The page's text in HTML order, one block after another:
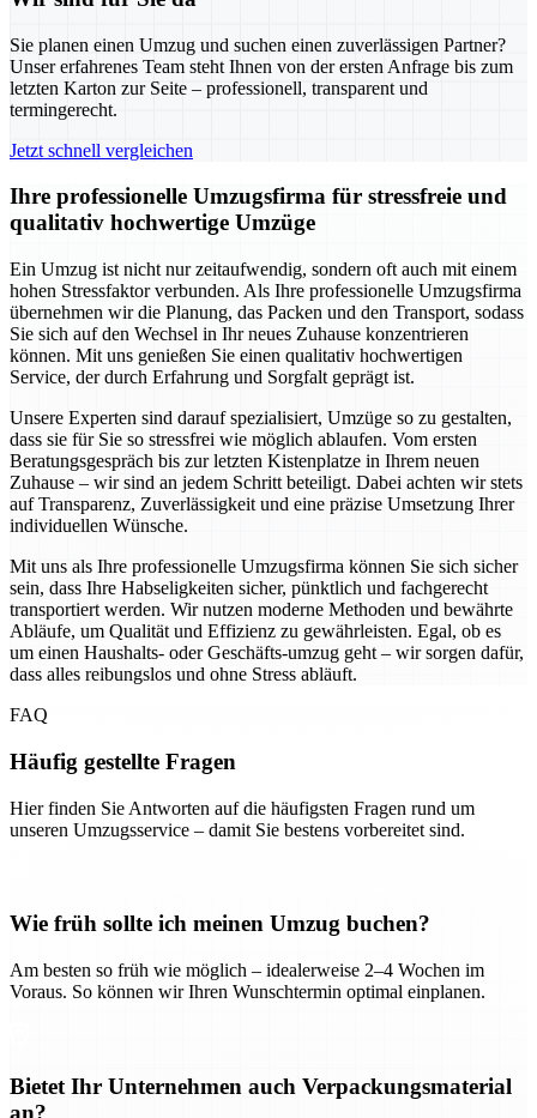
Sie planen einen Umzug und suchen einen zuverlässigen Partner?
Unser erfahrenes Team steht Ihnen von der ersten Anfrage bis zum
letzten Karton zur Seite – professionell, transparent und
termingerecht.
Jetzt schnell vergleichen
Ihre professionelle Umzugsfirma für stressfreie und
qualitativ hochwertige Umzüge
Ein Umzug ist nicht nur zeitaufwendig, sondern oft auch mit einem
hohen Stressfaktor verbunden. Als Ihre professionelle Umzugsfirma
übernehmen wir die Planung, das Packen und den Transport, sodass
Sie sich auf den Wechsel in Ihr neues Zuhause konzentrieren
können. Mit uns genießen Sie einen qualitativ hochwertigen
Service, der durch Erfahrung und Sorgfalt geprägt ist.
Unsere Experten sind darauf spezialisiert, Umzüge so zu gestalten,
dass sie für Sie so stressfrei wie möglich ablaufen. Vom ersten
Beratungsgespräch bis zur letzten Kistenplatze in Ihrem neuen
Zuhause – wir sind an jedem Schritt beteiligt. Dabei achten wir stets
auf Transparenz, Zuverlässigkeit und eine präzise Umsetzung Ihrer
individuellen Wünsche.
Mit uns als Ihre professionelle Umzugsfirma können Sie sich sicher
sein, dass Ihre Habseligkeiten sicher, pünktlich und fachgerecht
transportiert werden. Wir nutzen moderne Methoden und bewährte
Abläufe, um Qualität und Effizienz zu gewährleisten. Egal, ob es
um einen Haushalts- oder Geschäfts-umzug geht – wir sorgen dafür,
dass alles reibungslos und ohne Stress abläuft.
FAQ
Häufig gestellte Fragen
Hier finden Sie Antworten auf die häufigsten Fragen rund um
unseren Umzugsservice – damit Sie bestens vorbereitet sind.
Wie früh sollte ich meinen Umzug buchen?
Am besten so früh wie möglich – idealerweise 2–4 Wochen im
Voraus. So können wir Ihren Wunschtermin optimal einplanen.
Bietet Ihr Unternehmen auch Verpackungsmaterial
an?